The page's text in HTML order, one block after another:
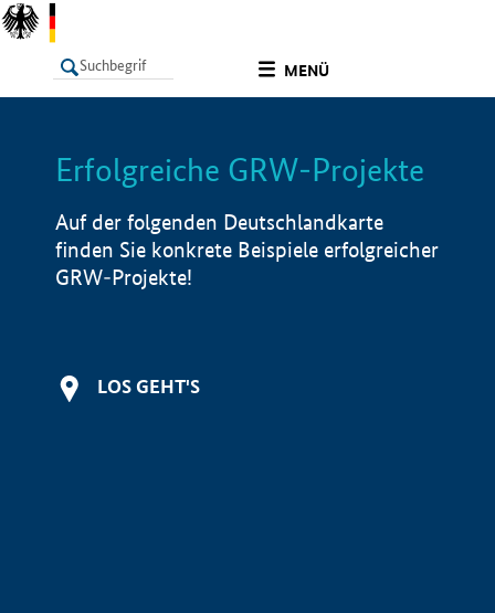
MENÜ
LISTE Info
Erfolgreiche GRW-Projekte
Auf der folgenden Deutschlandkarte
finden Sie konkrete Beispiele erfolgreicher
GRW-Projekte!
LOS GEHT'S